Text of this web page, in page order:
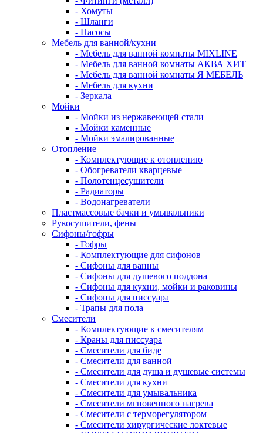
- Хомуты
- Шланги
- Насосы
Мебель для ванной/кухни
- Мебель для ванной комнаты MIXLINE
- Мебель для ванной комнаты АКВА ХИТ
- Мебель для ванной комнаты Я МЕБЕЛЬ
- Мебель для кухни
- Зеркала
Мойки
- Мойки из нержавеющей стали
- Мойки каменные
- Мойки эмалированные
Отопление
- Комплектующие к отоплению
- Обогреватели кварцевые
- Полотенцесушители
- Радиаторы
- Водонагреватели
Пластмассовые бачки и умывальники
Рукосушители, фены
Сифоны/гофры
- Гофры
- Комплектующие для сифонов
- Сифоны для ванны
- Сифоны для душевого поддона
- Сифоны для кухни, мойки и раковины
- Сифоны для писсуара
- Трапы для пола
Смесители
- Комплектующие к смесителям
- Краны для писсуара
- Смесители для биде
- Смесители для ванной
- Смесители для душа и душевые системы
- Смесители для кухни
- Смесители для умывальника
- Смесители мгновенного нагрева
- Смесители с терморегулятором
- Смесители хирургические локтевые